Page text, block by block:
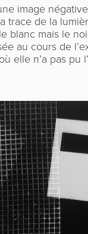
image
trace de la
blanc mais le
au cours de
elle n’a pas pu